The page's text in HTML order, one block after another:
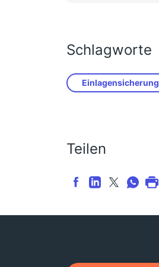
Schlagworte
Einlagensicherung
Teilen